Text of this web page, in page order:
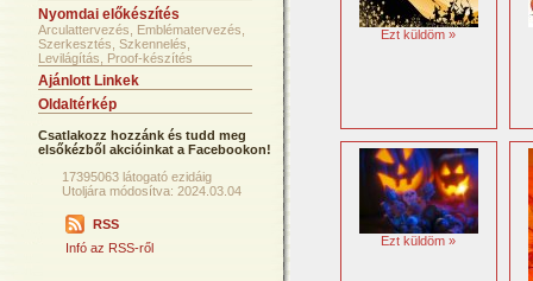
Nyomdai előkészítés
Arculattervezés, Emblématervezés,
Szerkesztés, Szkennelés,
Levilágítás, Proof-készítés
Ajánlott Linkek
Oldaltérkép
Csatlakozz hozzánk és tudd meg
elsőkézből akcióinkat a Facebookon!
17395063 látogató ezidáig
Utoljára módosítva: 2024.03.04
RSS
Infó az RSS-ről
Ezt küldöm »
Ezt küldöm »